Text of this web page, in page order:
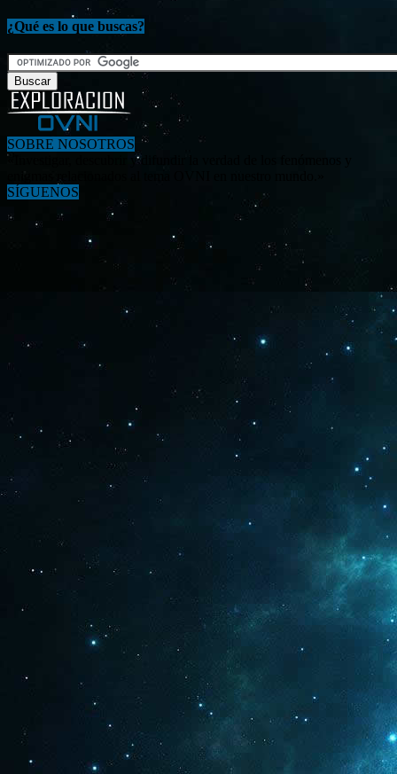
¿Qué es lo que buscas?
SOBRE NOSOTROS
«Investigar, descubrir y difundir la verdad de los fenómenos y
SÍGUENOS